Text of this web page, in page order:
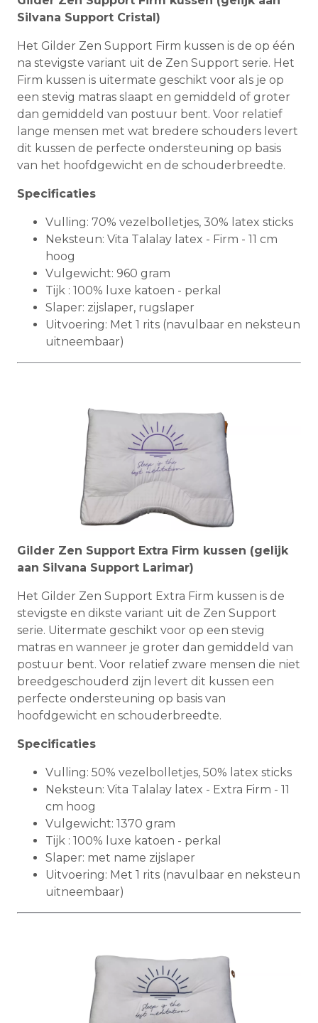
Silvana Support Cristal)
Het Gilder Zen Support Firm kussen is de op één
na stevigste variant uit de Zen Support serie. Het
Firm kussen is uitermate geschikt voor als je op
een stevig matras slaapt en gemiddeld of groter
dan gemiddeld van postuur bent. Voor relatief
lange mensen met wat bredere schouders levert
dit kussen de perfecte ondersteuning op basis
van het hoofdgewicht en de schouderbreedte.
Specificaties
Vulling: 70% vezelbolletjes, 30% latex sticks
Neksteun: Vita Talalay latex - Firm - 11 cm
hoog
Vulgewicht: 960 gram
Tijk : 100% luxe katoen - perkal
Slaper: zijslaper, rugslaper
Uitvoering: Met 1 rits (navulbaar en neksteun
uitneembaar)
Gilder Zen Support Extra Firm kussen (gelijk
aan Silvana Support Larimar)
Het Gilder Zen Support Extra Firm kussen is de
stevigste en dikste variant uit de Zen Support
serie. Uitermate geschikt voor op een stevig
matras en wanneer je groter dan gemiddeld van
postuur bent. Voor relatief zware mensen die niet
breedgeschouderd zijn levert dit kussen een
perfecte ondersteuning op basis van
hoofdgewicht en schouderbreedte.
Specificaties
Vulling: 50% vezelbolletjes, 50% latex sticks
Neksteun: Vita Talalay latex - Extra Firm - 11
cm hoog
Vulgewicht: 1370 gram
Tijk : 100% luxe katoen - perkal
Slaper: met name zijslaper
Uitvoering: Met 1 rits (navulbaar en neksteun
uitneembaar)